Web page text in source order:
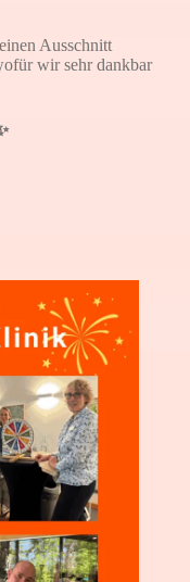
Ausschnitt
wir sehr dankbar